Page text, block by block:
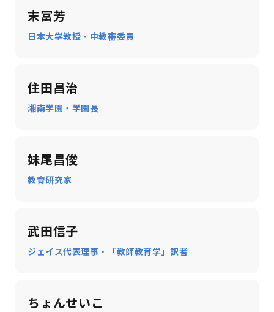
末冨芳
日本大学教授・中教審委員
住田昌治
湘南学園・学園長
妹尾昌俊
教育研究家
武田信子
ジェイス代表理事・「教師教育学」訳者
ちょんせいこ